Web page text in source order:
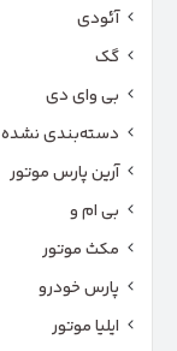
آئودی
گک
بی وای دی
دسته‌بندی نشده
آرین پارس موتور
بی ام و
مکث موتور
پارس‌ خودرو
ایلیا موتور